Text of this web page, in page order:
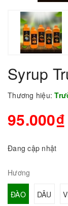
Syrup
Thương hiệu:
95.000₫
Đang cập nhật
Hương
ĐÀO DÂU